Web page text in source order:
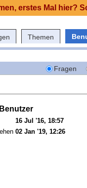
Themen
Fragen
16 Jul '16, 18:57
02 Jan '19, 12:26
erstes Mal hier?